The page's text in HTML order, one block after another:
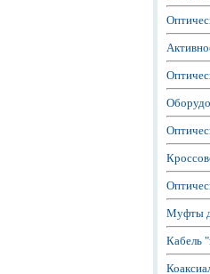
Муфты
Кабель